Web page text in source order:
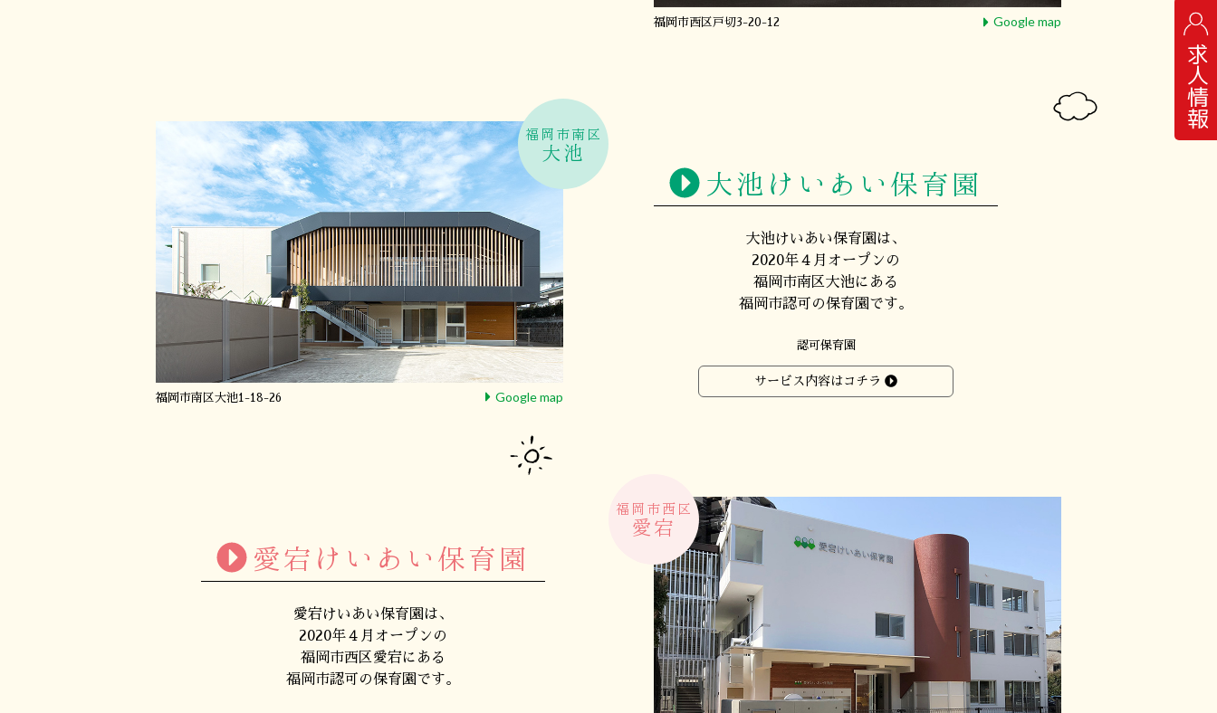
福岡市西区戸切3-20-12 Google map
福岡市南区大池1-18-26 Google map
福岡市南区
大池
大池けいあい保育園
大池けいあい保育園は、
2020年４月オープンの
福岡市南区大池にある
福岡市認可の保育園です。
認可保育園
サービス内容はコチラ
福岡市西区
愛宕
愛宕けいあい保育園
愛宕けいあい保育園は、
2020年４月オープンの
福岡市西区愛宕にある
福岡市認可の保育園です。
求人情報